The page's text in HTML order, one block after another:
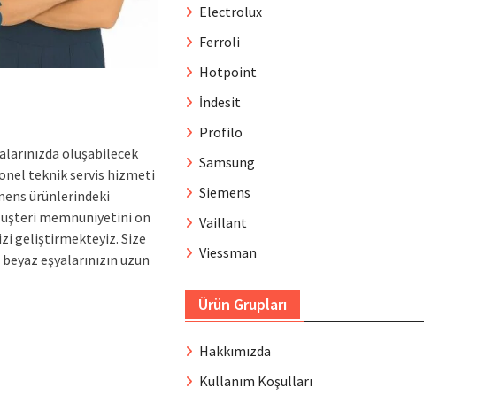
oluşabilecek
teknik servis hizmeti
ürünlerindeki
memnuniyetini ön
geliştirmekteyiz. Size
eşyalarınızın uzun
Electrolux
Ferroli
Hotpoint
İndesit
Profilo
Samsung
Siemens
Vaillant
Viessman
Ürün Grupları
Hakkımızda
Kullanım Koşulları